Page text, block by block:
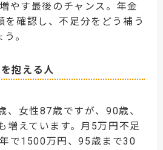
やす最後のチャンス。年金
を確認し、不足分をどう補う
。
抱える人
、女性87歳ですが、90歳、
増えています。月5万円不足
で1500万円、95歳まで30